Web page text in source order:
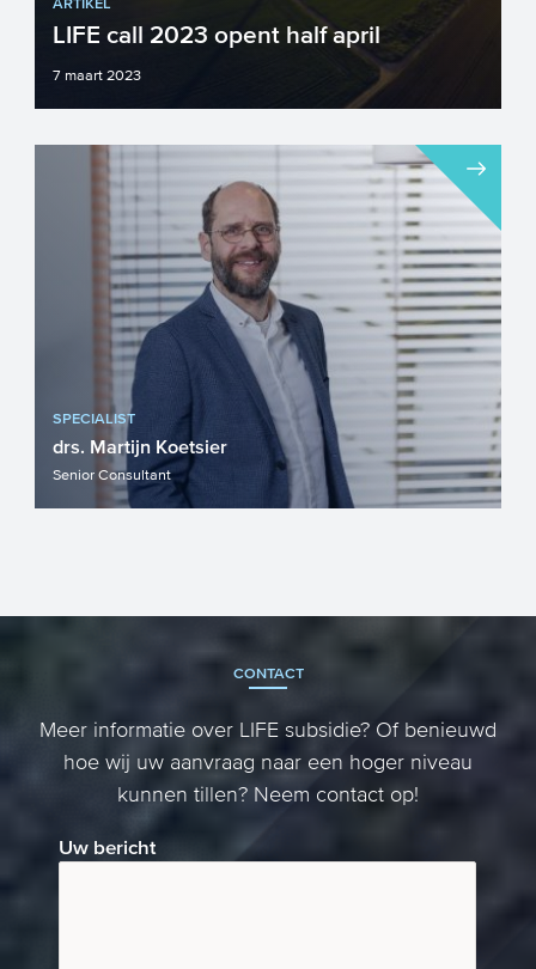
LIFE call 2023 opent half april
7 maart 2023
Bent u bezig met een project gericht op
milieu en/of klimaat? Zoals het
tegengaan van geluidsoverlas...
SPECIALIST
drs. Martijn Koetsier
Senior Consultant
CONTACT
Meer informatie over LIFE subsidie? Of benieuwd
hoe wij uw aanvraag naar een hoger niveau
kunnen tillen? Neem contact op!
Uw bericht